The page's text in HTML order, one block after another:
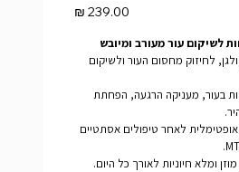
מחיר
לחיזוק מחסום העור ולשיקום
בעור, מעניקה הרגעה, הפחתת
לאחר טיפולים אסתטיים
ומלא חיוניות לאורך כל היום.